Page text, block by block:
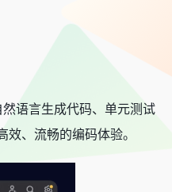
语言生成代码、单元测试
、流畅的编码体验。